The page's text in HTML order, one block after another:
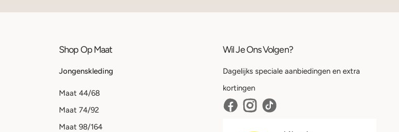
Shop Op Maat
Jongenskleding
Maat 44/68
Maat 74/92
Maat 98/164
Wil Je Ons Volgen?
Dagelijks speciale aanbiedingen en extra
kortingen